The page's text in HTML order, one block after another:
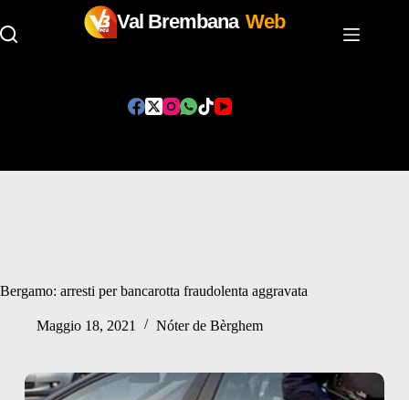
Val Brembana Web
Bergamo: arresti per bancarotta fraudolenta aggravata
Maggio 18, 2021 Nóter de Bèrghem